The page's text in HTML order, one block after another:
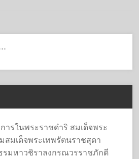
ารในพระราชดำริ สมเด็จพระ
สมเด็จพระเทพรัตนราชสุดา
รมหาวชิราลงกรณวรราชภักดี